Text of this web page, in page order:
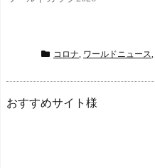
コロナ, ワールドニュース,
おすすめサイト様